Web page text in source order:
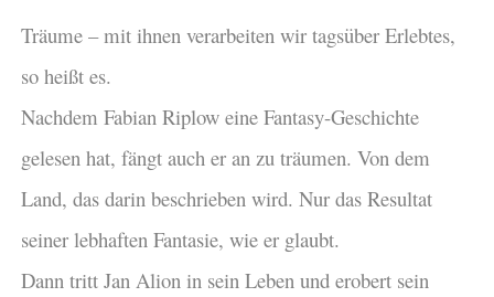
Träume – mit ihnen verarbeiten wir tagsüber Erlebtes,
so heißt es.
Nachdem Fabian Riplow eine Fantasy-Geschichte
gelesen hat, fängt auch er an zu träumen. Von dem
Land, das darin beschrieben wird. Nur das Resultat
seiner lebhaften Fantasie, wie er glaubt.
Dann tritt Jan Alion in sein Leben und erobert sein